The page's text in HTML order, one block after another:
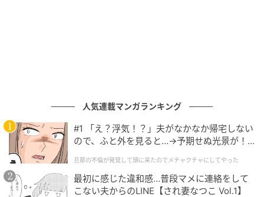
差し伸べてくれる人がいる。あの出来事を通して、私
は他人からのやさしさにどれだけ救われるかを知りま
した。今度は私も、声に出せずに困っている人に気づ
ける人でありたい。そう思えた、大切な出来事です。
人気連載マンガランキング
#1 「え？浮気！？」夫がなかなか帰宅しない
ので、ふと外を見ると…→予期せぬ光景が！
クチャにしてやった
旦那の不倫が発覚して頭に来たのでメチャクチャにしてやった
最初に感じた違和感…普段マメに連絡をして
こない夫からのLINE【され妻なつこ Vol.1】